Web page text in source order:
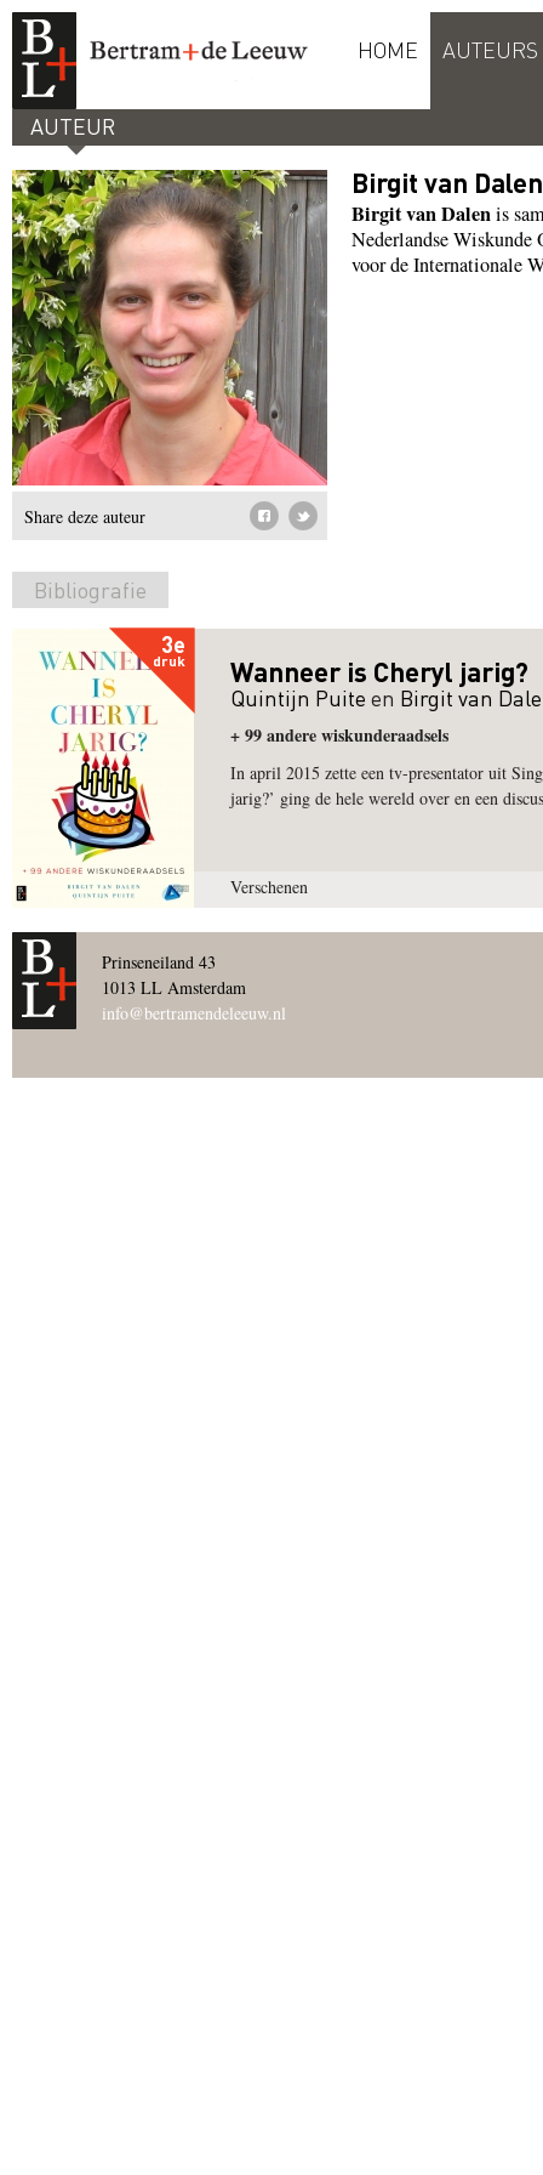
HOME AUTEURS
AUTEUR
Share deze auteur
Birgit van Dalen
Birgit van Dalenis
Nederlandse Wiskunde
voor de Internationale
Bibliografie
3e
druk Wanneer is Cheryl jarig?
Quintijn Puite en Birgit van
+ 99 andere wiskunderaadsels
In april 2015 zette een tv-presentator uit
jarig?’ ging de hele wereld over en een
Verschenen
Prinseneiland 43
1013 LL Amsterdam
info@bertramendeleeuw.nl